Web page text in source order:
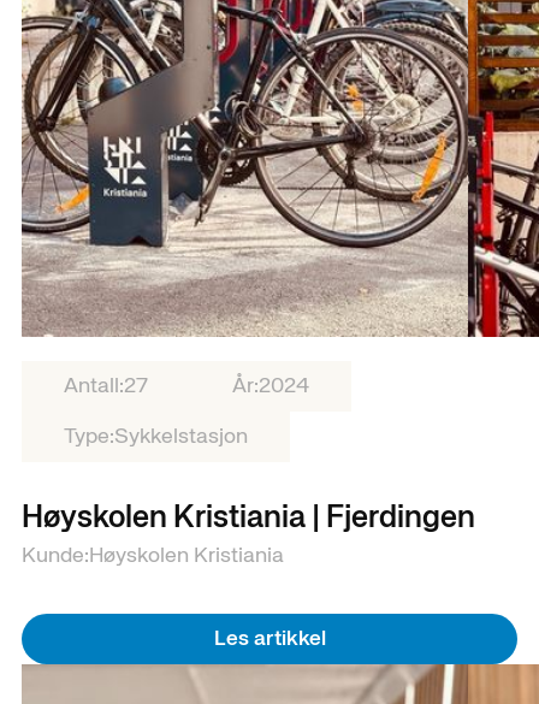
Antall:27 År:2024
Type:Sykkelstasjon
Høyskolen Kristiania | Fjerdingen
Kunde: Høyskolen Kristiania
Les artikkel